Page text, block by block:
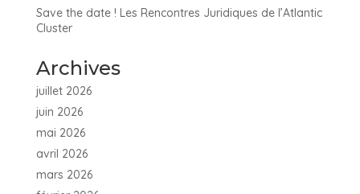
Save the date ! Les Rencontres Juridiques de l’Atlantic
Cluster
Archives
juillet 2026
juin 2026
mai 2026
avril 2026
mars 2026